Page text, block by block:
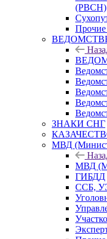
(РВСН)
ЗНАКИ СНГ
МВД
МВД
ГИБДД
ССБ,